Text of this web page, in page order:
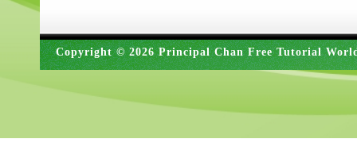
Copyright © 2026 Principal Chan Free Tutorial